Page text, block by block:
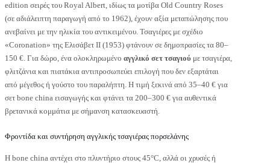
edition σειρές του Royal Albert, ιδίως τα μοτίβα Old Country Roses
(σε αδιάλειπτη παραγωγή από το 1962), έχουν αξία μεταπώλησης που
ανεβαίνει με την ηλικία του αντικειμένου. Τσαγιέρες με σχέδιο
«Coronation» της Ελισάβετ ΙΙ (1953) φτάνουν σε δημοπρασίες τα 80–
150 €. Για δώρο, ένα ολοκληρωμένο αγγλικό σετ τσαγιού με τσαγιέρα,
φλιτζάνια και πιατάκια αντιπροσωπεύει επιλογή που δεν εξαρτάται
από μέγεθος ή γούστο του παραλήπτη. Η τιμή ξεκινά από 35–40 € για
σετ bone china εισαγωγής και φτάνει τα 200–300 € για αυθεντικά
βρετανικά κομμάτια με σήμανση κατασκευαστή.
Φροντίδα και συντήρηση αγγλικής τσαγιέρας πορσελάνης
Η bone china αντέχει στο πλυντήριο στους 45°C, αλλά οι χρυσές ή